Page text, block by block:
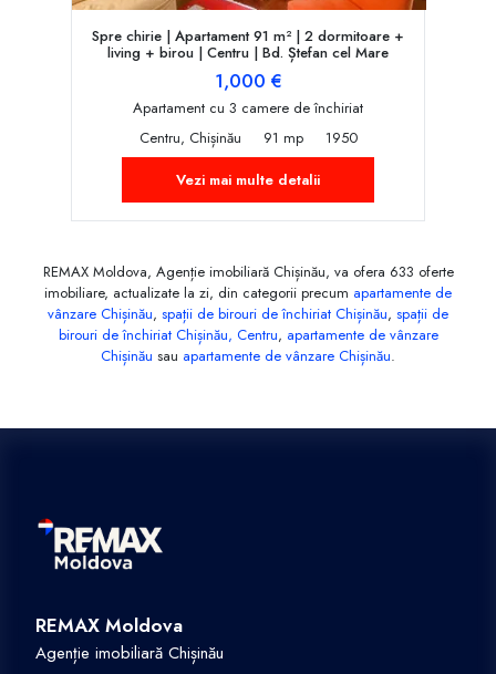
Spre chirie | Apartament 91 m² | 2 dormitoare +
living + birou | Centru | Bd. Ștefan cel Mare
1,000 €
Apartament cu 3 camere de închiriat
Centru, Chișinău
91 mp
1950
Vezi mai multe detalii
REMAX Moldova, Agenție imobiliară Chișinău, va ofera 633 oferte
imobiliare, actualizate la zi, din categorii precum apartamente de
vânzare Chișinău, spații de birouri de închiriat Chișinău, spații de
birouri de închiriat Chișinău, Centru, apartamente de vânzare
Chișinău sau apartamente de vânzare Chișinău.
REMAX Moldova
Agenție imobiliară Chișinău